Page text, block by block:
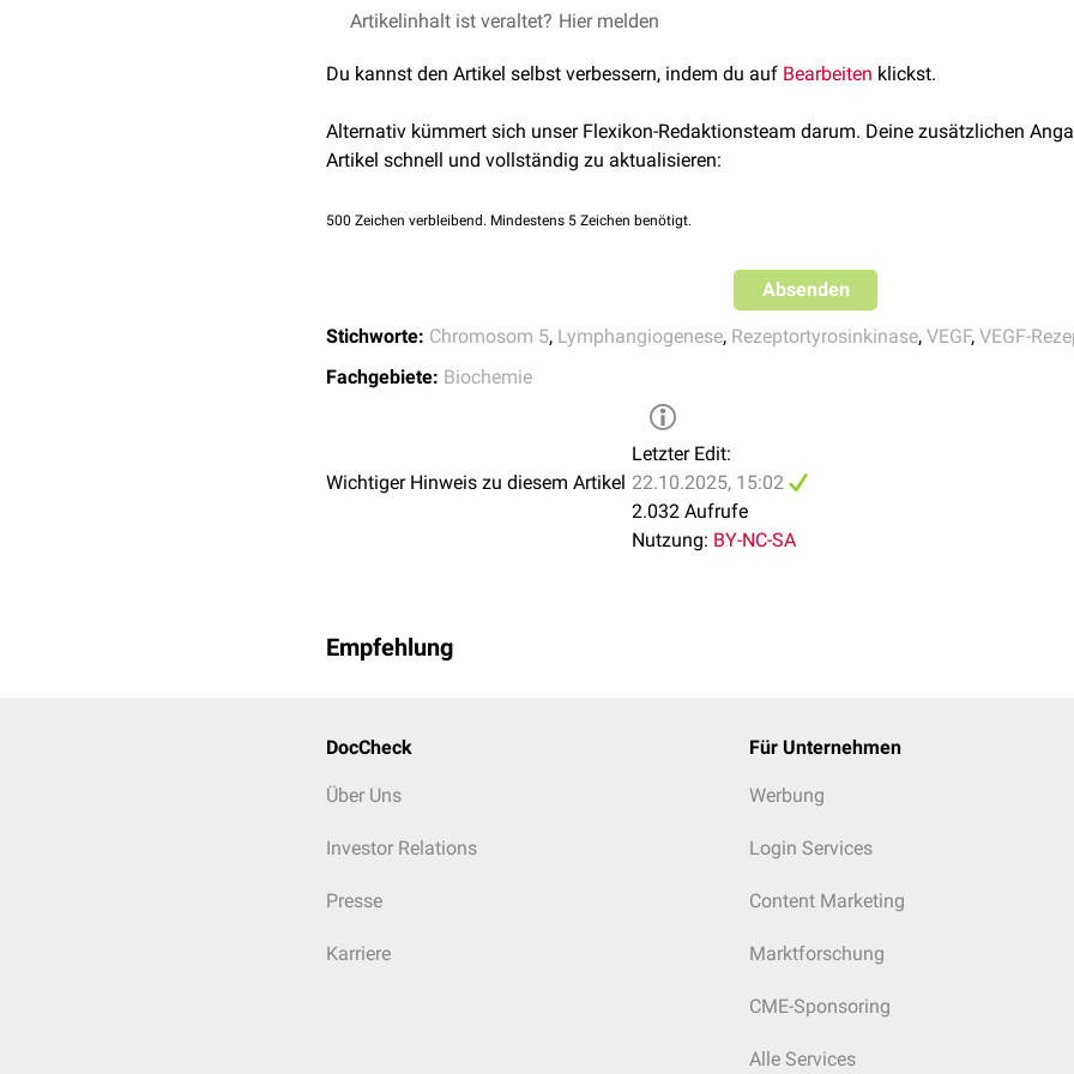
Aminosäurenverkürzt. Der dritten VEGFR-3-Isoform fehlt eine größere
Retinabindet.
Bei vielenmalignen Tumorenweist VEGFR-3 ein abnormes
Kuonqui K et al.,Dysregulation of Lymphatic Endothelial VEGFR3 Signaling in Disease
Monaghan RM, et al.The physiological and pathological functions of VEGFR3 in
Artikelinhalt ist veraltet? Hier melden
Du kannst den Artikel selbst verbessern, indem du auf Bearbeiten klickst.
Alternativ kümmert sich unser Flexikon-Redaktionsteam darum. Deine zusätzlichen
Artikel schnell und vollständig zu aktualisieren:
500 Zeichen verbleibend. Mindestens 5 Zeichen benötigt.
Absenden
Stichworte: Chromosom 5, Lymphangiogenese, Rezeptortyrosinkinase, VEGF, VEGF-
Fachgebiete: Biochemie
Wichtiger Hinweis zu diesem Artikel
Letzter Edit:
22.10.2025, 15:02
2.032 Aufrufe
Nutzung: BY-NC-SA
Empfehlung
DocCheck
Über Uns
Investor Relations
Presse
Karriere
Für Unternehmen
Werbung
Login Services
Content Marketing
Marktforschung
CME-Sponsoring
Alle Services